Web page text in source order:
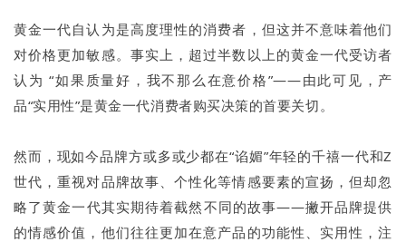
黄金一代自认为是高度理性的消费者，但这并不意味着他们
对价格更加敏感。事实上，超过半数以上的黄金一代受访者
认为 “如果质量好，我不那么在意价格”——由此可见，产
品“实用性”是黄金一代消费者购买决策的首要关切。
然而，现如今品牌方或多或少都在“谄媚”年轻的千禧一代和Z
世代，重视对品牌故事、个性化等情感要素的宣扬，但却忽
略了黄金一代其实期待着截然不同的故事——撇开品牌提供
的情感价值，他们往往更加在意产品的功能性、实用性，注